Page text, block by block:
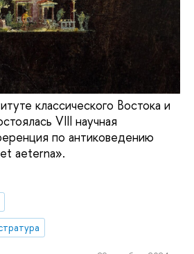
классического Востока и
VIII научная
по антиковедению
aeterna».